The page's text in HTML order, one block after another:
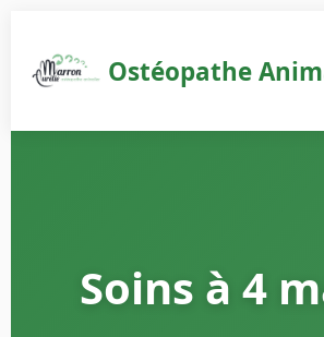
Ostéopathe
Soins à 4